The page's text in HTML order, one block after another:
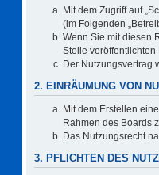
Mit dem Zugriff auf
(im Folgenden
Wenn Sie mit diesen
Stelle
Der Nutzungsvertrag
2. EINRÄUMUNG VON
Mit dem Erstellen
Rahmen des Boards
Das Nutzungsrecht
3. PFLICHTEN DES